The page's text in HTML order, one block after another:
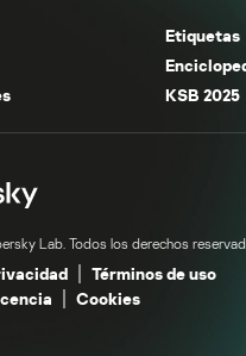
Etiquetas
KSB 2025
Lab. Todos los derechos
Términos de uso
Cookies